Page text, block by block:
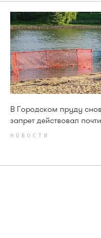
В Городском пруду
запрет действовал
НОВОСТИ